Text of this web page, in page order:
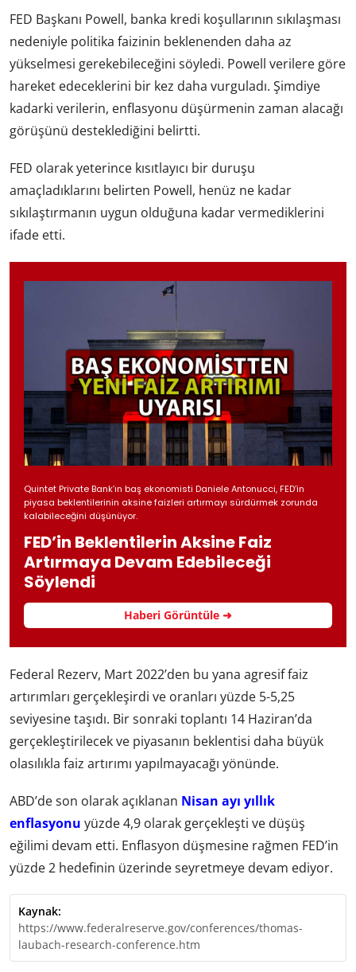
FED Başkanı Powell, banka kredi koşullarının sıkılaşması
nedeniyle politika faizinin beklenenden daha az
yükselmesi gerekebileceğini söyledi. Powell verilere göre
hareket edeceklerini bir kez daha vurguladı. Şimdiye
kadarki verilerin, enflasyonu düşürmenin zaman alacağı
görüşünü desteklediğini belirtti.
FED olarak yeterince kısıtlayıcı bir duruşu
amaçladıklarını belirten Powell, henüz ne kadar
sıkılaştırmanın uygun olduğuna kadar vermediklerini
ifade etti.
Quintet Private Bank’ın baş ekonomisti Daniele Antonucci, FED’in
piyasa beklentilerinin aksine faizleri artırmayı sürdürmek zorunda
kalabileceğini düşünüyor.
FED’in Beklentilerin Aksine Faiz
Artırmaya Devam Edebileceği
Söylendi
Haberi Görüntüle ➜
Federal Rezerv, Mart 2022’den bu yana agresif faiz
artırımları gerçekleşirdi ve oranları yüzde 5-5,25
seviyesine taşıdı. Bir sonraki toplantı 14 Haziran’da
gerçekleştirilecek ve piyasanın beklentisi daha büyük
olasılıkla faiz artırımı yapılmayacağı yönünde.
ABD’de son olarak açıklanan Nisan ayı yıllık
enflasyonu yüzde 4,9 olarak gerçekleşti ve düşüş
eğilimi devam etti. Enflasyon düşmesine rağmen FED’in
yüzde 2 hedefinin üzerinde seyretmeye devam ediyor.
Kaynak:
https://www.federalreserve.gov/conferences/thomas-
laubach-research-conference.htm